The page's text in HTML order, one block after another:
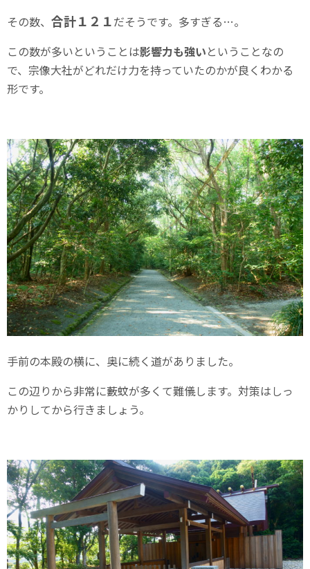
その数、 合計１２１だそうです。多すぎる…。
この数が多いということは影響力も強いということなの
で、宗像大社がどれだけ力を持っていたのかが良くわかる
形です。
手前の本殿の横に、奥に続く道がありました。
この辺りから非常に藪蚊が多くて難儀します。対策はしっ
かりしてから行きましょう。